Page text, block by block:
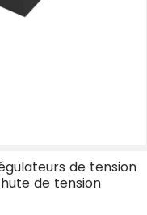
de tension
de tension